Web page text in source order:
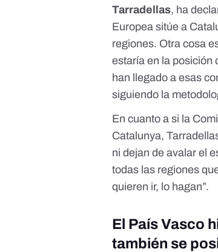
Tarradellas, ha
Europea sitúe a
regiones. Otra cosa
estaría en la posición
han llegado a esas
siguiendo la
En cuanto a si la
Catalunya,
ni dejan de avalar el
todas las regiones
quieren ir, lo hagan”.
El País Vasco
también se